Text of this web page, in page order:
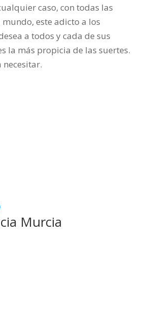
caso, con todas las
este adicto a los
a todos y cada de sus
la más propicia de las suertes.
necesitar.
Murcia